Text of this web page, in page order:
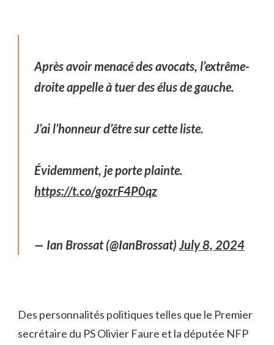
Après avoir menacé des avocats, l’extrême-
droite appelle à tuer des élus de gauche.
J’ai l’honneur d’être sur cette liste.
Évidemment, je porte plainte.
https://t.co/gozrF4P0qz
— Ian Brossat (@IanBrossat) July 8, 2024
Des personnalités politiques telles que le Premier
secrétaire du PS Olivier Faure et la députée NFP